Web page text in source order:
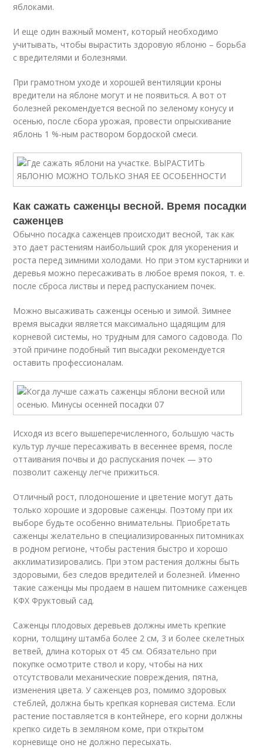
яблоками.
И еще один важный момент, который необходимо
учитывать, чтобы вырастить здоровую яблоню – борьба
с вредителями и болезнями.
При грамотном уходе и хорошей вентиляции кроны
вредители на яблоне могут и не появиться. А вот от
болезней рекомендуется весной по зеленому конусу и
осенью, после сбора урожая, провести опрыскивание
яблонь 1 %-ным раствором бордоской смеси.
Как сажать саженцы весной. Время посадки
саженцев
Обычно посадка саженцев происходит весной, так как
это дает растениям наибольший срок для укоренения и
роста перед зимними холодами. Но при этом кустарники и
деревья можно пересаживать в любое время покоя, т. е.
после сброса листвы и перед распусканием почек.
Можно высаживать саженцы осенью и зимой. Зимнее
время высадки является максимально щадящим для
корневой системы, но трудным для самого садовода. По
этой причине подобный тип высадки рекомендуется
оставить профессионалам.
Исходя из всего вышеперечисленного, большую часть
культур лучше пересаживать в весеннее время, после
оттаивания почвы и до распускания почек — это
позволит саженцу легче прижиться.
Отличный рост, плодоношение и цветение могут дать
только хорошие и здоровые саженцы. Поэтому при их
выборе будьте особенно внимательны. Приобретать
саженцы желательно в специализированных питомниках
в родном регионе, чтобы растения быстро и хорошо
акклиматизировались. При этом растения должны быть
здоровыми, без следов вредителей и болезней. Именно
такие саженцы мы продаем в нашем питомнике саженцев
КФХ Фруктовый сад.
Саженцы плодовых деревьев должны иметь крепкие
корни, толщину штамба более 2 см, 3 и более скелетных
ветвей, длина которых от 45 см. Обязательно при
покупке осмотрите ствол и кору, чтобы на них
отсутствовали механические повреждения, пятна,
изменения цвета. У саженцев роз, помимо здоровых
стеблей, должна быть крепкая корневая система. Если
растение поставляется в контейнере, его корни должны
крепко сидеть в земляном коме, при открытом
корневище оно не должно пересыхать.